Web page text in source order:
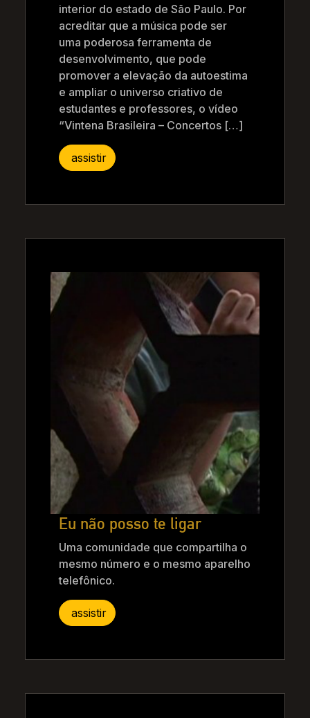
interior do estado de São Paulo. Por
acreditar que a música pode ser
uma poderosa ferramenta de
desenvolvimento, que pode
promover a elevação da autoestima
e ampliar o universo criativo de
estudantes e professores, o vídeo
“Vintena Brasileira – Concertos […]
assistir
Eu não posso te ligar
Uma comunidade que compartilha o
mesmo número e o mesmo aparelho
telefônico.
assistir